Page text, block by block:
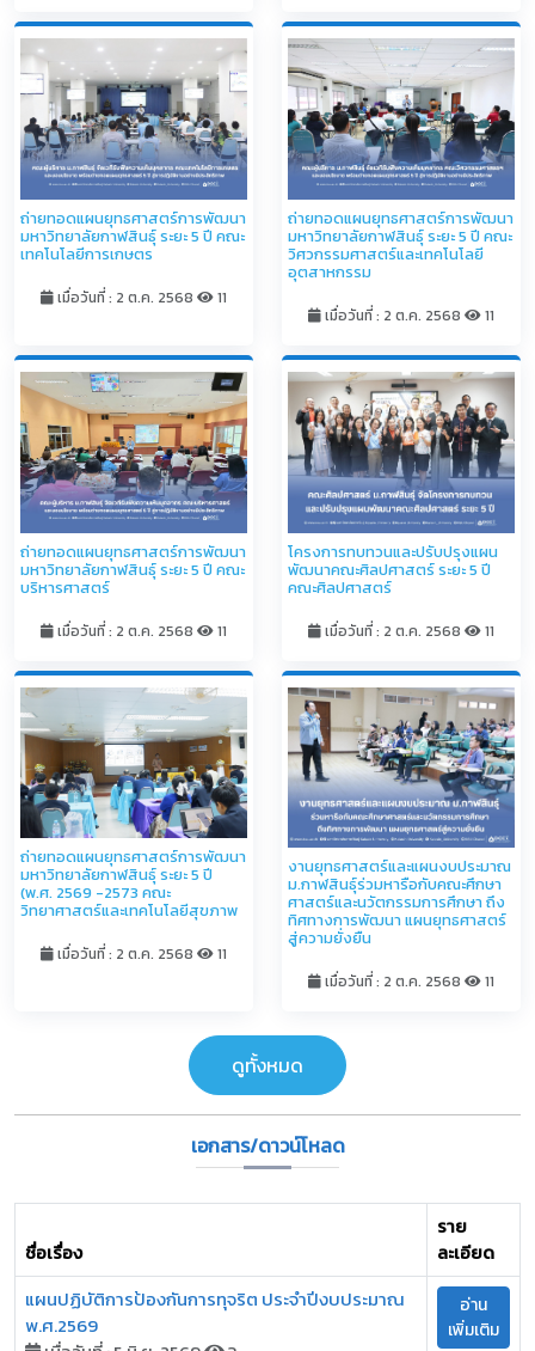
ถ่ายทอดแผนยุทธศาสตร์การพัฒนา
มหาวิทยาลัยกาฬสินธุ์ ระยะ 5 ปี คณะ
เทคโนโลยีการเกษตร
เมื่อวันที่ : 2 ต.ค. 2568 11
ถ่ายทอดแผนยุทธศาสตร์การพัฒนา
มหาวิทยาลัยกาฬสินธุ์ ระยะ 5 ปี คณะ
วิศวกรรมศาสตร์และเทคโนโลยี
อุตสาหกรรม
เมื่อวันที่ : 2 ต.ค. 2568 11
ถ่ายทอดแผนยุทธศาสตร์การพัฒนา
มหาวิทยาลัยกาฬสินธุ์ ระยะ 5 ปี คณะ
บริหารศาสตร์
เมื่อวันที่ : 2 ต.ค. 2568 11
โครงการทบทวนและปรับปรุงแผน
พัฒนาคณะศิลปศาสตร์ ระยะ 5 ปี
คณะศิลปศาสตร์
เมื่อวันที่ : 2 ต.ค. 2568 11
ถ่ายทอดแผนยุทธศาสตร์การพัฒนา
มหาวิทยาลัยกาฬสินธุ์ ระยะ 5 ปี
(พ.ศ. 2569 -2573 คณะ
วิทยาศาสตร์และเทคโนโลยีสุขภาพ
เมื่อวันที่ : 2 ต.ค. 2568 11
งานยุทธศาสตร์และแผนงบประมาณ
ม.กาฬสินธุ์ร่วมหารือกับคณะศึกษา
ศาสตร์และนวัตกรรมการศึกษา ถึง
ทิศทางการพัฒนา แผนยุทธศาสตร์
สู่ความยั่งยืน
เมื่อวันที่ : 2 ต.ค. 2568 11
ดูทั้งหมด
เอกสาร/ดาวน์โหลด
ชื่อเรื่อง
ราย
ละเอียด
แผนปฏิบัติการป้องกันการทุจริต ประจำปีงบประมาณ
พ.ศ.2569
อ่าน
เพิ่มเติม